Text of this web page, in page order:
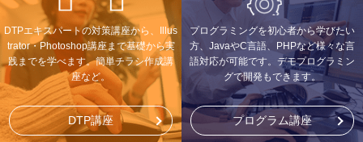
DTPエキスパートの対策講座から、Illus
trator・Photoshop講座まで基礎から実
践までを学べます。簡単チラシ作成講
座など。
DTP講座
プログラミングを初心者から学びたい
方、JavaやC言語、PHPなど様々な言
語対応が可能です。デモプログラミン
グで開発もできます。
プログラム講座